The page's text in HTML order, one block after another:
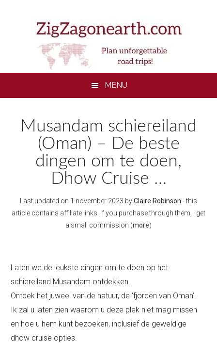
MENU
Musandam schiereiland
(Oman) – De beste
dingen om te doen,
Dhow Cruise …
Last updated on 1 november 2023 byClaire Robinson - this
article contains affiliate links. If you purchase through them, I get
a small commission (more)
Laten we de leukste dingen om te doen op het
schiereiland Musandam ontdekken.
Ontdek het juweel van de natuur, de ‘fjorden van Oman’.
Ik zal u laten zien waarom u deze plek niet mag missen
en hoe u hem kunt bezoeken, inclusief de geweldige
dhow cruise opties.